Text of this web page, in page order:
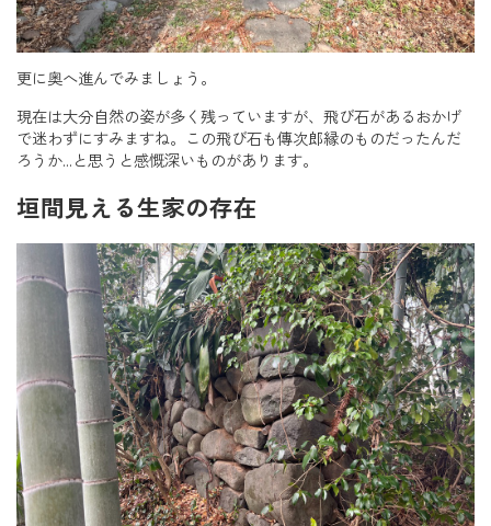
更に奥へ進んでみましょう。
現在は大分自然の姿が多く残っていますが、飛び石があるおかげ
で迷わずにすみますね。この飛び石も傳次郎縁のものだったんだ
ろうか…と思うと感慨深いものがあります。
垣間見える生家の存在